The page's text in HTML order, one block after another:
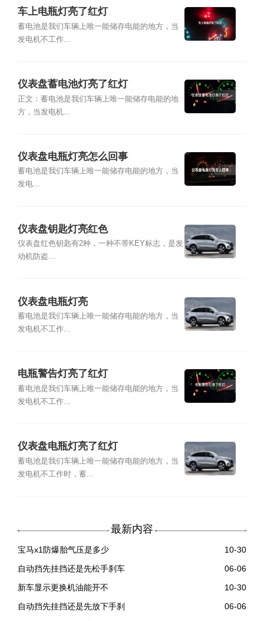
车上电瓶灯亮了红灯
蓄电池是我们车辆上唯一能储存电能的地方，当
发电机不工作...
仪表盘蓄电池灯亮了红灯
正文：蓄电池是我们车辆上唯一能储存电能的地
方，当发电机...
仪表盘电瓶灯亮怎么回事
蓄电池是我们车辆上唯一能储存电能的地方，当
发电...
仪表盘钥匙灯亮红色
仪表盘红色钥匙有2种，一种不带KEY标志，是发
动机防盗...
仪表盘电瓶灯亮
蓄电池是我们车辆上唯一能储存电能的地方，当
发电机不工作...
电瓶警告灯亮了红灯
蓄电池是我们车辆上唯一能储存电能的地方，当
发电机不工作...
仪表盘电瓶灯亮了红灯
蓄电池是我们车辆上唯一能储存电能的地方，当
发电机不工作时，蓄...
最新内容
宝马x1防爆胎气压是多少
10-30
自动挡先挂挡还是先松手刹车
06-06
新车显示更换机油能开不
10-30
自动挡先挂挡还是先放下手刹
06-06